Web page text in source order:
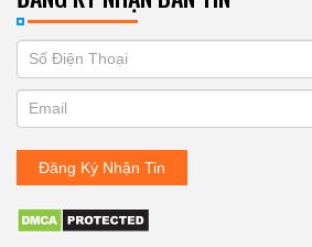
ĐĂNG
KÝ
NHẬN
BẢN
TIN
you
are
human,
leave
this
blank.
Đăng Ký Nhận Tin